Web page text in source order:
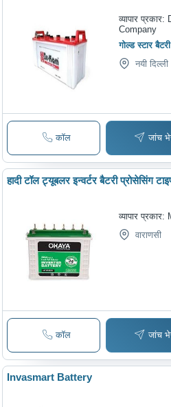
व्यापार प्रकार:
Company
गोल्ड स्टार
नयी दिल्ली
कॉल जांच
हादी टॉल ट्यूबलर इन्वर्टर बैटरी प्रोसेसिंग
व्यापार प्रकार:
वाराणसी
कॉल जांच
Invasmart Battery